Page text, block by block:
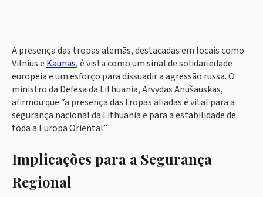
A presença das tropas alemãs, destacadas em locais como
Vilnius e Kaunas, é vista como um sinal de solidariedade
europeia e um esforço para dissuadir a agressão russa. O
ministro da Defesa da Lithuania, Arvydas Anušauskas,
afirmou que “a presença das tropas aliadas é vital para a
segurança nacional da Lithuania e para a estabilidade de
toda a Europa Oriental”.
Implicações para a Segurança
Regional